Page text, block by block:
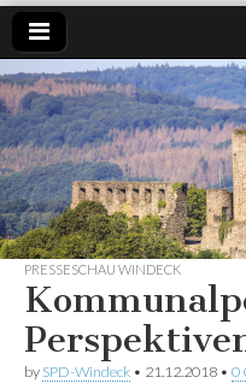
SPD
Weil es
um
Windeck
geht.
PRESSESCHAU WINDECK
by SPD-Windeck • 21.12.2018 • 0